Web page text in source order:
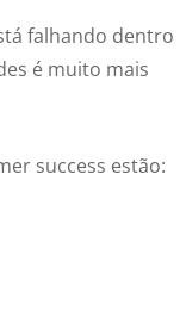
falhando dentro
é muito mais
success estão: